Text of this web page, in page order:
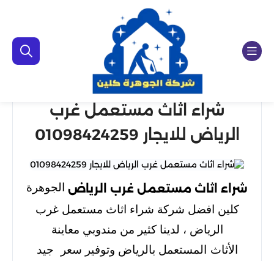
شراء اثاث مستعمل غرب
الرياض للايجار 01098424259
شراء اثاث مستعمل غرب الرياض الجوهرة
كلين افضل شركة شراء اثاث مستعمل غرب
الرياض ، لدينا كثير من مندوبي معاينة
الأثاث المستعمل بالرياض وتوفير سعر جيد